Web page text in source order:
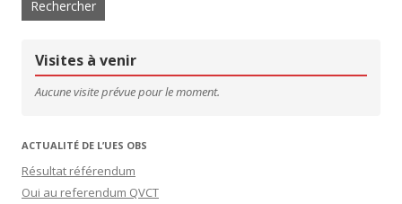
Visites à venir
Aucune visite prévue pour le moment.
ACTUALITÉ DE L’UES OBS
Résultat référendum
Oui au referendum QVCT